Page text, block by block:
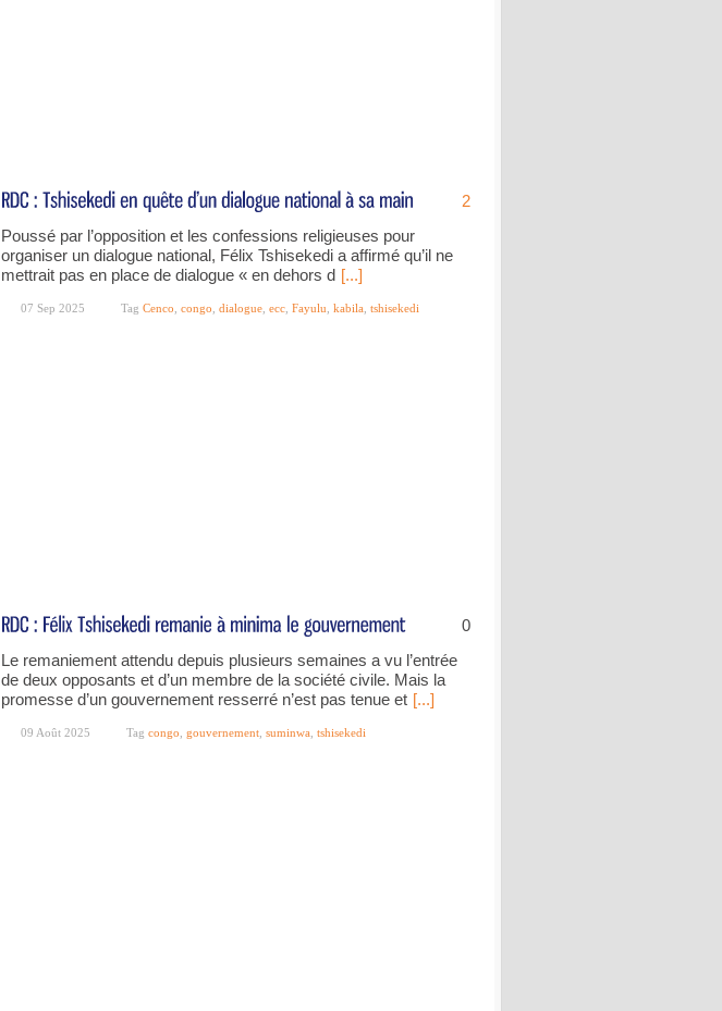
2
Poussé par l’opposition et les confessions religieuses pour
organiser un dialogue national, Félix Tshisekedi a affirmé qu’il ne
mettrait pas en place de dialogue « en dehors d [...]
07 Sep 2025 Tag Cenco congo dialogue ecc Fayulu kabila tshisekedi
0
Le remaniement attendu depuis plusieurs semaines a vu l’entrée
de deux opposants et d’un membre de la société civile. Mais la
promesse d’un gouvernement resserré n’est pas tenue et [...]
09 Août 2025 Tag congo gouvernement suminwa tshisekedi